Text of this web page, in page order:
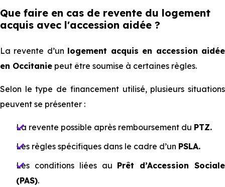
Que faire en cas de revente du logement
acquis avec l'accession aidée ?
La revente d’un logement acquis en accession aidée
en Occitanie peut être soumise à certaines règles.
Selon le type de financement utilisé, plusieurs situations
peuvent se présenter :
La revente possible après remboursement du PTZ.
Les règles spécifiques dans le cadre d’un PSLA.
Les conditions liées au Prêt d’Accession Sociale
(PAS).